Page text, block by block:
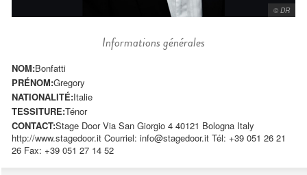
© DR
Informations générales
NOM:Bonfatti
PRÉNOM:Gregory
NATIONALITÉ:Italie
TESSITURE:Ténor
CONTACT:Stage Door Via San Giorgio 4 40121 Bologna Italy
http://www.stagedoor.it Courriel: info@stagedoor.it Tél: +39 051 26 21
26 Fax: +39 051 27 14 52